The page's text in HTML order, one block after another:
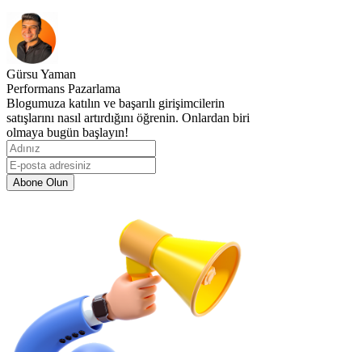
Gürsu Yaman
Performans Pazarlama
Blogumuza katılın ve başarılı girişimcilerin
satışlarını nasıl artırdığını öğrenin. Onlardan biri
olmaya bugün başlayın!
Abone Olun